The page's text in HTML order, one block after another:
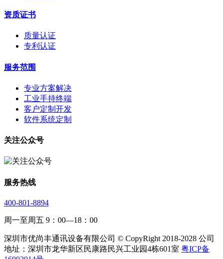
资质证书
质量认证
专利认证
服务范围
专业方案解决
工业手持终端
客户定制开发
软件系统定制
关注公众号
服务热线
400-801-8894
周一至周五 9：00—18：00
深圳市优尚丰通讯设备有限公司 © CopyRight 2018-2028 公司
地址：深圳市龙华新区民康路民兴工业园4栋601室 粤ICP备